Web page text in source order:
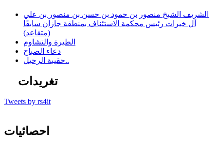
الشريف الشيخ منصور بن حمود بن حسن بن منصور بن علي
آل خيرات رئيس محكمة الاستئناف بمنطقة جازان سابقًا
(متقاعد)
الطيرة والتشاوم
دعاء الصباح
حقيبة الرحيل..
تغريدات
Tweets by rs4it
احصائيات